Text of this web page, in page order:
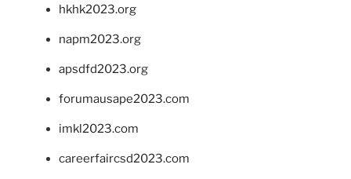
hkhk2023.org
napm2023.org
apsdfd2023.org
forumausape2023.com
imkl2023.com
careerfaircsd2023.com